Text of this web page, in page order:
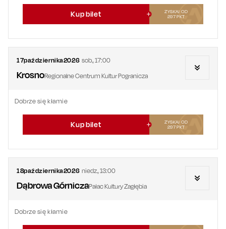
Kup bilet
ZYSKAJ OD
297PKT
17października2026 sob.,17:00
KrosnoRegionalne Centrum Kultur Pogranicza
Dobrze się kłamie
Kup bilet
ZYSKAJ OD
297PKT
18października2026 niedz.,13:00
Dąbrowa GórniczaPałac Kultury Zagłębia
Dobrze się kłamie